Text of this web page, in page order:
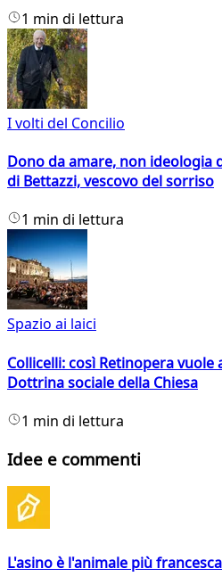
1 min di lettura
I volti del Concilio
Dono da amare, non ideologia
di Bettazzi, vescovo del sorriso
1 min di lettura
Spazio ai laici
Collicelli: così Retinopera
Dottrina sociale della Chiesa
1 min di lettura
Idee e commenti
L'asino è l'animale più